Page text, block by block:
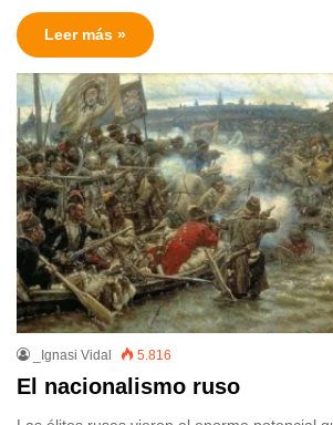
Leer más »
_Ignasi Vidal 5.816
El nacionalismo ruso